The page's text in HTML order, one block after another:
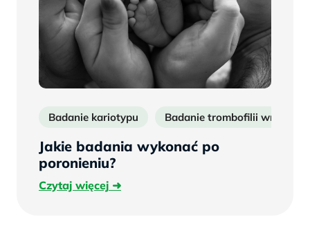
Badanie kariotypu Badanie trombofilii
Jakie badania wykonać po
poronieniu?
Czytaj więcejCzytaj